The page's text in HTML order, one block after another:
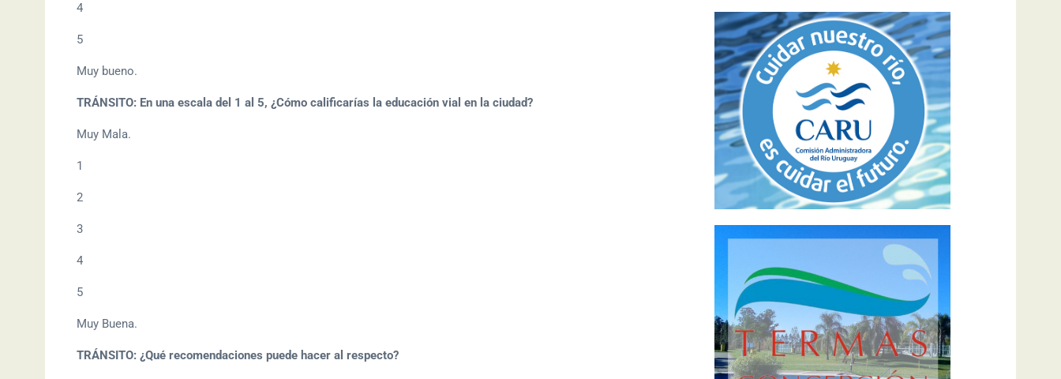
4
5
Muy bueno.
TRÁNSITO: En una escala del 1 al 5, ¿Cómo calificarías la educación vial en la ciudad?
Muy Mala.
1
2
3
4
5
Muy Buena.
TRÁNSITO: ¿Qué recomendaciones puede hacer al respecto?